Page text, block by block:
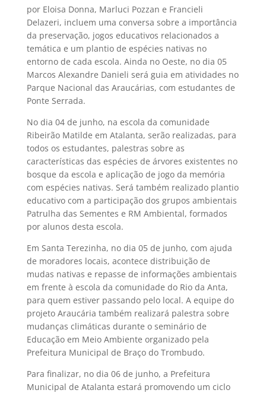
por Eloisa Donna, Marluci Pozzan e Francieli
Delazeri, incluem uma conversa sobre a importância
da preservação, jogos educativos relacionados a
temática e um plantio de espécies nativas no
entorno de cada escola. Ainda no Oeste, no dia 05
Marcos Alexandre Danieli será guia em atividades no
Parque Nacional das Araucárias, com estudantes de
Ponte Serrada.
No dia 04 de junho, na escola da comunidade
Ribeirão Matilde em Atalanta, serão realizadas, para
todos os estudantes, palestras sobre as
características das espécies de árvores existentes no
bosque da escola e aplicação de jogo da memória
com espécies nativas. Será também realizado plantio
educativo com a participação dos grupos ambientais
Patrulha das Sementes e RM Ambiental, formados
por alunos desta escola.
Em Santa Terezinha, no dia 05 de junho, com ajuda
de moradores locais, acontece distribuição de
mudas nativas e repasse de informações ambientais
em frente à escola da comunidade do Rio da Anta,
para quem estiver passando pelo local. A equipe do
projeto Araucária também realizará palestra sobre
mudanças climáticas durante o seminário de
Educação em Meio Ambiente organizado pela
Prefeitura Municipal de Braço do Trombudo.
Para finalizar, no dia 06 de junho, a Prefeitura
Municipal de Atalanta estará promovendo um ciclo